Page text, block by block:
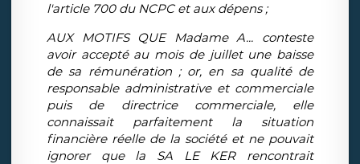
l'article 700 du NCPC et aux dépens ;
AUX MOTIFS QUE Madame A... conteste
avoir accepté au mois de juillet une baisse
de sa rémunération ; or, en sa qualité de
responsable administrative et commerciale
puis de directrice commerciale, elle
connaissait parfaitement la situation
financière réelle de la société et ne pouvait
ignorer que la SA LE KER rencontrait